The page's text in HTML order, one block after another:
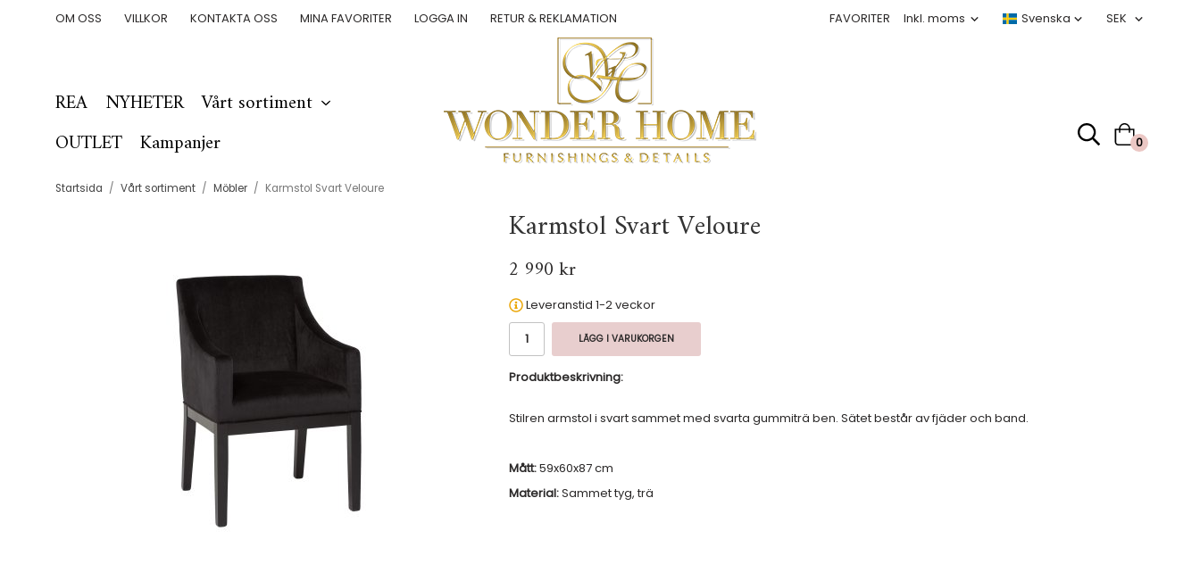
OM OSS VILLKOR KONTAKTA OSS MINA FAVORITER LOGGA IN RETUR & REKLAMATION FAVORITER
REA NYHETER Vårt sortiment
OUTLET Kampanjer 0
Startsida / Vårt sortiment / Möbler / Karmstol Svart Veloure
Karmstol Svart Veloure
2 990 kr
Leveranstid 1-2 veckor
LÄGG I VARUKORGEN
Produktbeskrivning:
Stilren armstol i svart sammet med svarta gummiträ ben. Sätet består av fjäder och band.
Mått:59x60x87 cm
Material:Sammet tyg, trä